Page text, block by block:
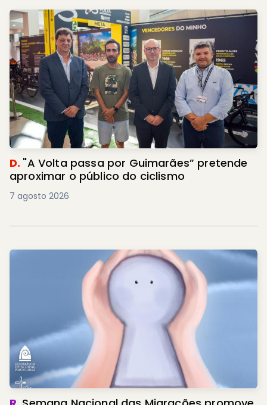
D. "A Volta passa por Guimarães” pretende
aproximar o público do ciclismo
7 agosto 2026